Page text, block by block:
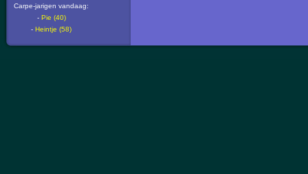
Carpe-jarigen vandaag:
- Pie (40)
- Heintje (58)